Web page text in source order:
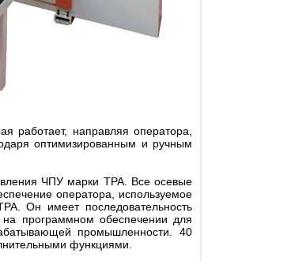
направляя оператора,
оптимизированным и ручным
ЧПУ марки TPA. Все осевые
оператора, используемое
Он имеет последовательность
на программном обеспечении для
промышленности. 40
функциями.